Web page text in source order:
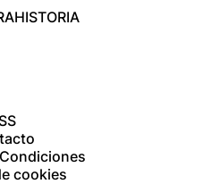
HISTORIA
cookies